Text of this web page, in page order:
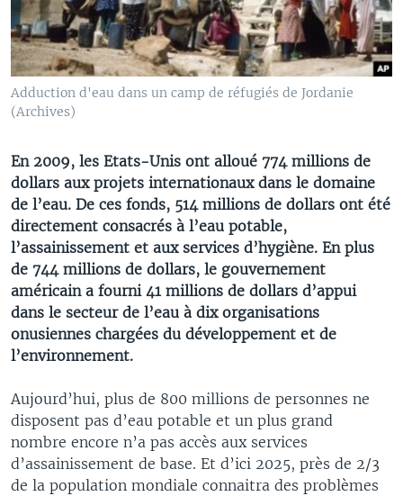
Adduction d'eau dans un camp de réfugiés de Jordanie
(Archives)
En 2009, les Etats-Unis ont alloué 774 millions de
dollars aux projets internationaux dans le domaine
de l’eau. De ces fonds, 514 millions de dollars ont été
directement consacrés à l’eau potable,
l’assainissement et aux services d’hygiène. En plus
de 744 millions de dollars, le gouvernement
américain a fourni 41 millions de dollars d’appui
dans le secteur de l’eau à dix organisations
onusiennes chargées du développement et de
l’environnement.
Aujourd’hui, plus de 800 millions de personnes ne
disposent pas d’eau potable et un plus grand
nombre encore n’a pas accès aux services
d’assainissement de base. Et d’ici 2025, près de 2/3
de la population mondiale connaitra des problèmes